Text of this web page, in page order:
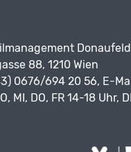
Donaufeld
88, 1210 Wien
0676/694 20 56, E-
MI, DO, FR 14-18 Uhr,